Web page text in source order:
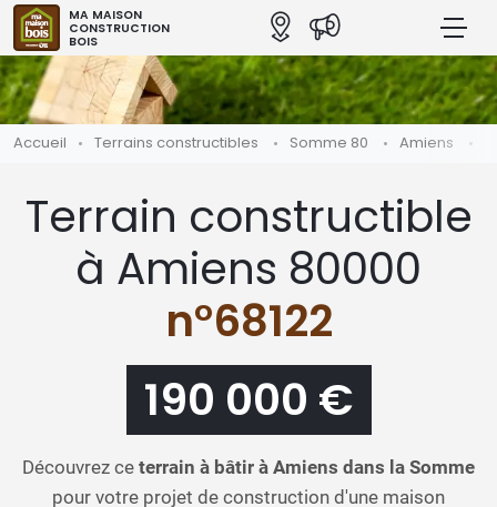
MA MAISON
CONSTRUCTION
BOIS
Accueil Terrains constructibles Somme 80 Amiens
Terrain constructible
à Amiens 80000
n°68122
190 000 €
Découvrez ce terrain à bâtir à Amiens dans la Somme
pour votre projet de construction d'une maison